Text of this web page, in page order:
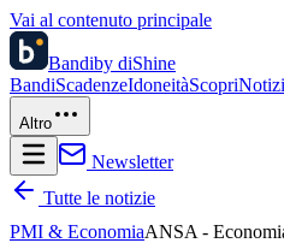
Vai al contenuto principale
Bandiby diShine
BandiScadenzeIdoneitàScopri
Altro
Newsletter
Tutte le notizie
PMI & EconomiaANSA -